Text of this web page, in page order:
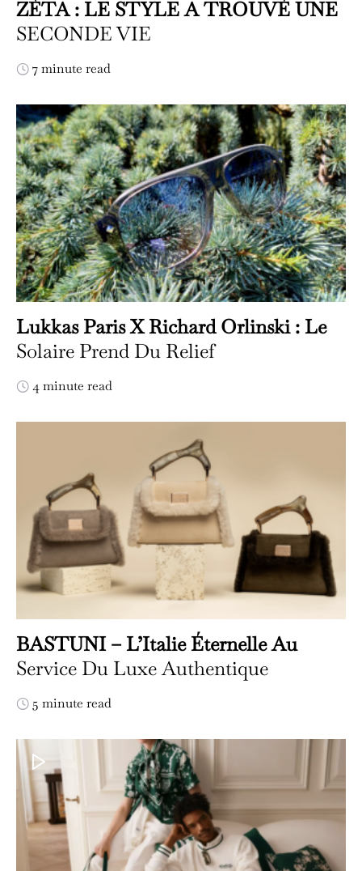
ZÈTA : LE STYLE A TROUVÉ UNE
SECONDE VIE
7 minute read
Lukkas Paris X Richard Orlinski : Le
Solaire Prend Du Relief
4 minute read
BASTUNI – L’Italie Éternelle Au
Service Du Luxe Authentique
5 minute read